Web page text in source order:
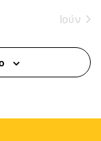
Ιούν